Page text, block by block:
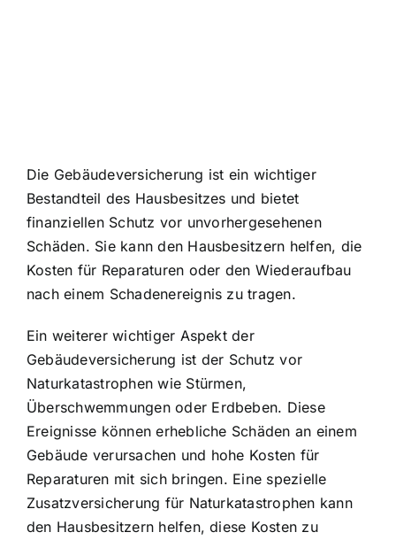
Die Gebäudeversicherung ist ein wichtiger
Bestandteil des Hausbesitzes und bietet
finanziellen Schutz vor unvorhergesehenen
Schäden. Sie kann den Hausbesitzern helfen, die
Kosten für Reparaturen oder den Wiederaufbau
nach einem Schadenereignis zu tragen.
Ein weiterer wichtiger Aspekt der
Gebäudeversicherung ist der Schutz vor
Naturkatastrophen wie Stürmen,
Überschwemmungen oder Erdbeben. Diese
Ereignisse können erhebliche Schäden an einem
Gebäude verursachen und hohe Kosten für
Reparaturen mit sich bringen. Eine spezielle
Zusatzversicherung für Naturkatastrophen kann
den Hausbesitzern helfen, diese Kosten zu